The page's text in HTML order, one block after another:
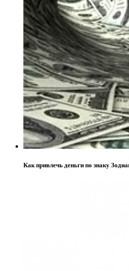
Как привлечь деньги по знаку